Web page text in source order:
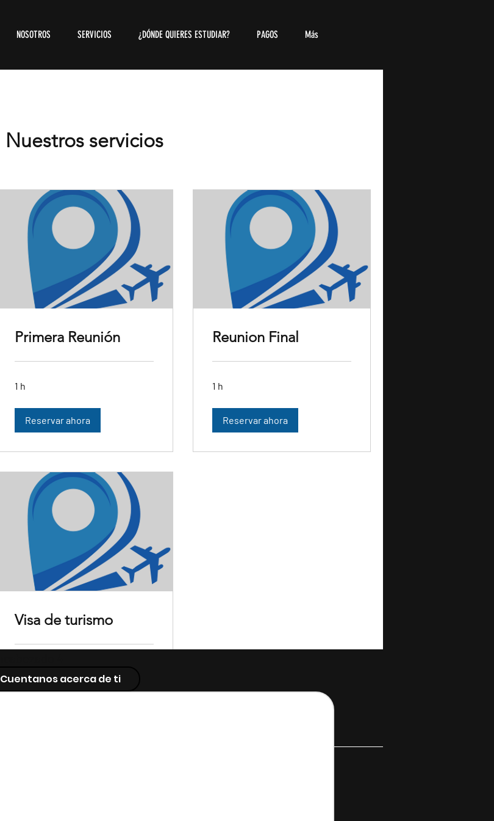
NOSOTROS SERVICIOS ¿DÓNDE QUIERES ESTUDIAR? PAGOS Más
Nuestros servicios
Primera Reunión
1 h
Reservar ahora
Reunion Final
1 h
Reservar ahora
Visa de turismo
Cuentanos acerca de ti